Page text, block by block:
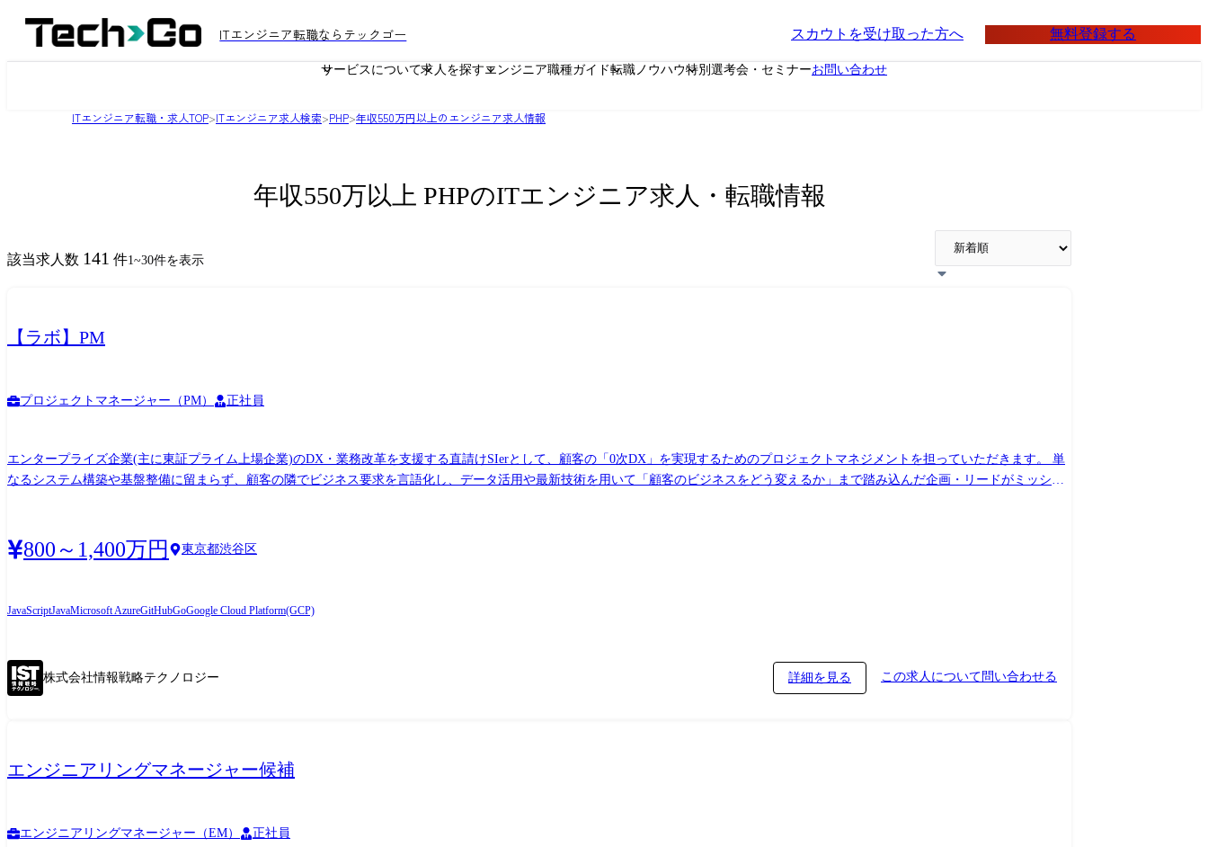
ITエンジニア転職ならテックゴー スカウトを受け取った方へ 無料登録する
サービスについて求人を探すエンジニア職種ガイド転職ノウハウ特別選考会・セミナーお問い合わせ
ITエンジニア転職・求人TOP>ITエンジニア求人検索>PHP>年収550万円以上のエンジニア求人情報
年収550万以上 PHPのITエンジニア求人・転職情報
該当求人数 141 件1~30件を表示
【ラボ】PM
プロジェクトマネージャー（PM） 正社員
エンタープライズ企業(主に東証プライム上場企業)のDX・業務改革を支援する直請けSIerとして、顧客の「0次DX」を実現するためのプロジェクトマネジメントを担っていただきます。 単
なるシステム構築や基盤整備に留まらず、顧客の隣でビジネス要求を言語化し、データ活用や最新技術を用いて「顧客のビジネスをどう変えるか」まで踏み込んだ企画・リードがミッショ
当します。 ●ステークホルダー調整(橋渡し):ビジネス部門・IT部門・エンジニア間の「翻訳」を行い、顧客と対等なパートナーとして意思決定に関与します。 ●チームビルディング・組織
成長:自社のエンジニアや専門チーム(インフラ、AI、データエンジニア等)を統率し、組織の成長に向けたチームビルディングや若手育成を行います。 新規案件獲得サポート:営業と連携
Redshift / Databricks など ETL/BI: dbt, TROCCO, Tableau, Power BI, Looker など バックエンド: Java (Spring Framework), Go, Python, PHP (Laravel) 手法・ツール: アジャイル/スクラム, Git, Jira,
800～1,400万円 東京都渋谷区
JavaScriptJavaMicrosoft AzureGitHubGoGoogle Cloud Platform(GCP)
株式会社情報戦略テクノロジー 詳細を見る この求人について問い合わせる
エンジニアリングマネージャー候補
エンジニアリングマネージャー（EM） 正社員